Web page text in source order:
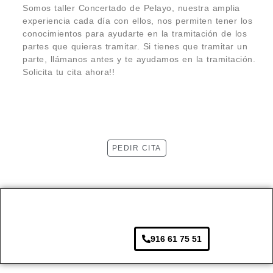
Somos taller Concertado de Pelayo, nuestra amplia
experiencia cada día con ellos, nos permiten tener los
conocimientos para ayudarte en la tramitación de los
partes que quieras tramitar. Si tienes que tramitar un
parte, llámanos antes y te ayudamos en la tramitación.
Solicita tu cita ahora!!
PEDIR CITA
916 61 75 51